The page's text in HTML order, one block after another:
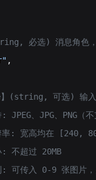
必选) 消息角色
,
可选) 输入
JPEG、JPG、PNG（不
: 宽高均在 [240,
不超过 20MB
传入 0-9 张图片，